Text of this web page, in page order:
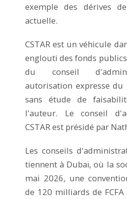
exemple des dérives
actuelle.
CSTAR est un véhicule
englouti des fonds
du conseil
autorisation expresse du
sans étude de
l'auteur. Le conseil
CSTAR est présidé par
Les conseils
tiennent à Dubaï, où la
mai 2026, une
de 120 milliards de